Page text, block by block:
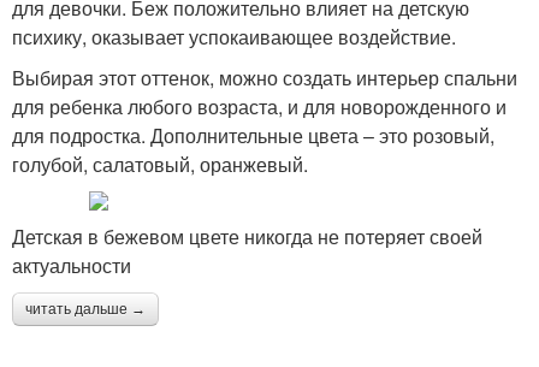
для девочки. Беж положительно влияет на детскую
психику, оказывает успокаивающее воздействие.
Выбирая этот оттенок, можно создать интерьер спальни
для ребенка любого возраста, и для новорожденного и
для подростка. Дополнительные цвета – это розовый,
голубой, салатовый, оранжевый.
Детская в бежевом цвете никогда не потеряет своей
актуальности
читать дальше →